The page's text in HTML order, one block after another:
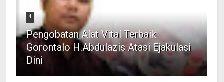
4
Pengobatan Alat Vital Terbaik
Gorontalo H.Abdulazis Atasi Ejakulasi
Dini